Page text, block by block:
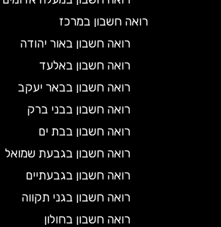
רואה חשבון במרכז
רואה חשבון באור יהודה
רואה חשבון באלעד
רואה חשבון בבאר יעקב
רואה חשבון בבני ברק
רואה חשבון בבת ים
רואה חשבון בגבעת שמואל
רואה חשבון בגבעתיים
רואה חשבון בגני תקווה
רואה חשבון בחולון